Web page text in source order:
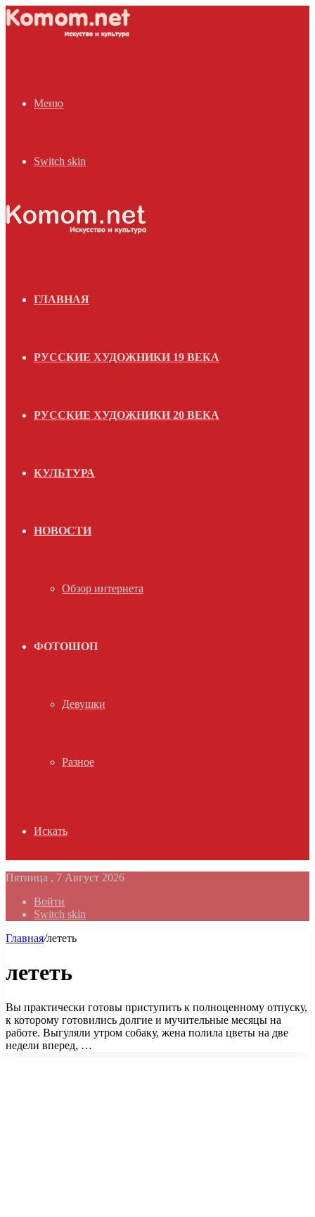
Меню
Switch skin
ГЛАВНАЯ
РУССКИЕ ХУДОЖНИКИ 19 ВЕКА
РУССКИЕ ХУДОЖНИКИ 20 ВЕКА
КУЛЬТУРА
НОВОСТИ
Обзор интернета
ФОТОШОП
Девушки
Разное
Искать
Пятница , 7 Август 2026
Войти
Switch skin
Главная/лететь
лететь
Вы практически готовы приступить к полноценному отпуску,
к которому готовились долгие и мучительные месяцы на
работе. Выгуляли утром собаку, жена полила цветы на две
недели вперед, …